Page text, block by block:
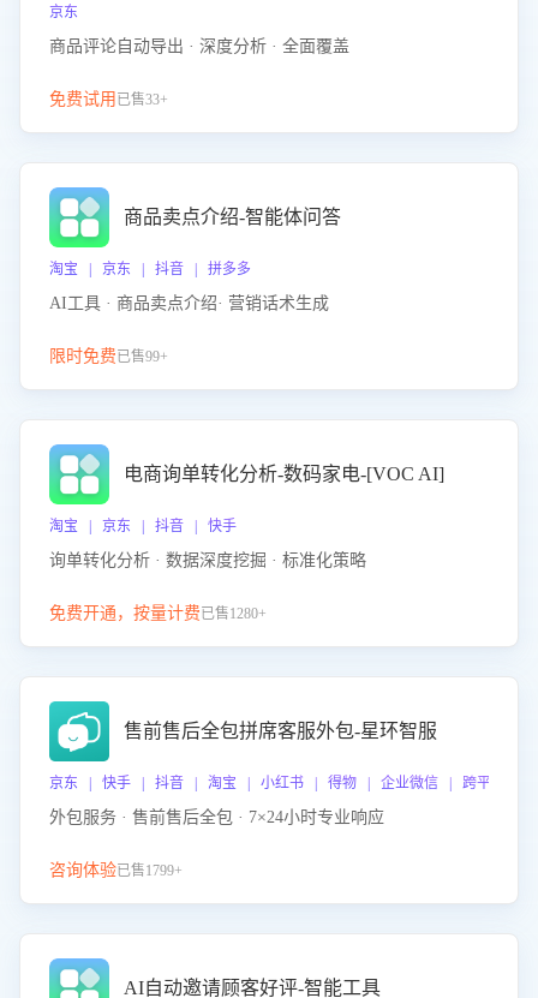
京东
商品评论自动导出 · 深度分析 · 全面覆盖
免费试用 已售33+
商品卖点介绍-智能体问答
淘宝 | 京东 | 抖音 | 拼多多
AI工具 · 商品卖点介绍· 营销话术生成
限时免费已售99+
电商询单转化分析-数码家电-[VOC AI]
淘宝 | 京东 | 抖音 | 快手
询单转化分析 · 数据深度挖掘 · 标准化策略
免费开通，按量计费已售1280+
售前售后全包拼席客服外包-星环智服
京东 | 快手 | 抖音 | 淘宝 | 小红书 | 得物 | 企业微信 | 跨平台
外包服务 · 售前售后全包 · 7×24小时专业响应
咨询体验已售1799+
AI自动邀请顾客好评-智能工具